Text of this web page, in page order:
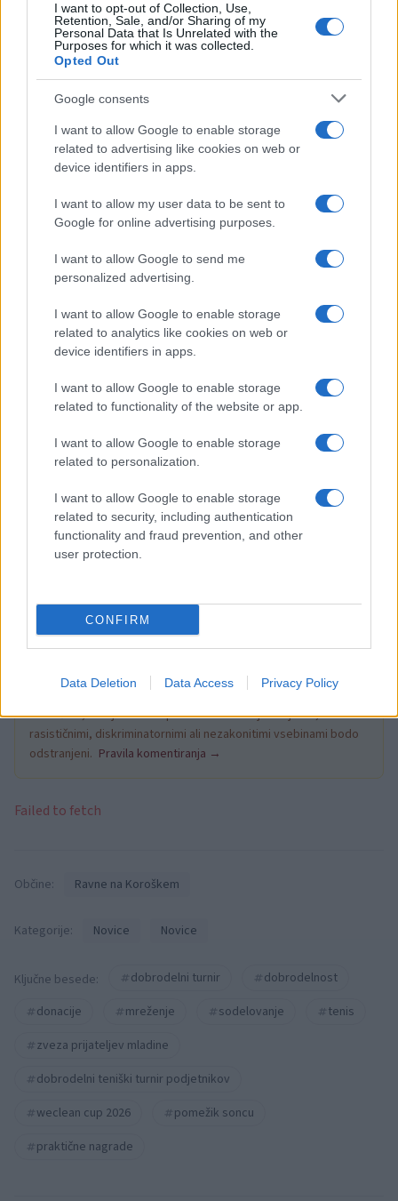
I want to opt-out of Collection, Use,
Retention, Sale, and/or Sharing of my
Personal Data that Is Unrelated with the
Purposes for which it was collected.
Opted Out
Google consents
I want to allow Google to enable storage
related to advertising like cookies on web or
device identifiers in apps.
I want to allow my user data to be sent to
Google for online advertising purposes.
I want to allow Google to send me
personalized advertising.
I want to allow Google to enable storage
related to analytics like cookies on web or
device identifiers in apps.
I want to allow Google to enable storage
related to functionality of the website or app.
I want to allow Google to enable storage
related to personalization.
I want to allow Google to enable storage
related to security, including authentication
functionality and fraud prevention, and other
user protection.
CONFIRM
Data Deletion Data Access Privacy Policy
Svoj košček v mozaik dobrodelnosti lahko
prispevate tudi vi in s tem pomagate otrokom do
lepših poletnih počitnic.
Opozorilo: Po 297. členu Kazenskega zakonika je
posameznik kazensko odgovoren za javno spodbujanje
sovraštva, nasilja ali nestrpnosti. Komentarji z žaljivimi,
rasističnimi, diskriminatornimi ali nezakonitimi vsebinami bodo
odstranjeni. Pravila komentiranja →
Failed to fetch
Občine: Ravne na Koroškem
Kategorije: Novice Novice
Ključne besede: dobrodelni turnir
dobrodelnost
donacije
mreženje sodelovanje
tenis
zveza prijateljev mladine
dobrodelni teniški turnir podjetnikov
weclean cup 2026
pomežik soncu
praktične nagrade